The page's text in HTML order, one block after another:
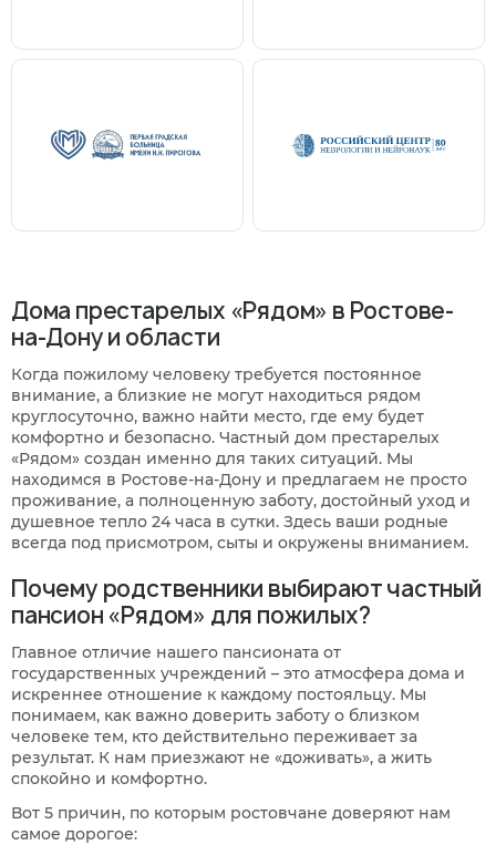
Дома престарелых «Рядом» в Ростове-
на-Дону и области
Когда пожилому человеку требуется постоянное
внимание, а близкие не могут находиться рядом
круглосуточно, важно найти место, где ему будет
комфортно и безопасно. Частный дом престарелых
«Рядом» создан именно для таких ситуаций. Мы
находимся в Ростове-на-Дону и предлагаем не просто
проживание, а полноценную заботу, достойный уход и
душевное тепло 24 часа в сутки. Здесь ваши родные
всегда под присмотром, сыты и окружены вниманием.
Почему родственники выбирают частный
пансион «Рядом» для пожилых?
Главное отличие нашего пансионата от
государственных учреждений – это атмосфера дома и
искреннее отношение к каждому постояльцу. Мы
понимаем, как важно доверить заботу о близком
человеке тем, кто действительно переживает за
результат. К нам приезжают не «доживать», а жить
спокойно и комфортно.
Вот 5 причин, по которым ростовчане доверяют нам
самое дорогое: